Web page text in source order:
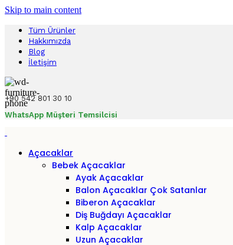
Skip to main content
Tüm Ürünler
Hakkımızda
Blog
İletişim
+90 542 801 30 10
WhatsApp Müşteri Temsilcisi
Açacaklar
Bebek Açacaklar
Ayak Açacaklar
Balon Açacaklar Çok Satanlar
Biberon Açacaklar
Diş Buğdayı Açacaklar
Kalp Açacaklar
Uzun Açacaklar